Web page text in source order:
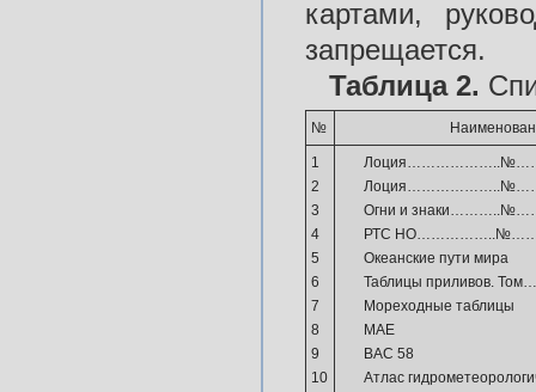
картами,
запрещается.
Таблица 2.
№
1
2
3
4
5
6
7
8
9
10
Огни и
РТС
Океанские пути мира
Таблицы приливов.
Мореходные таблицы
МАЕ
ВАС 58
Атлас